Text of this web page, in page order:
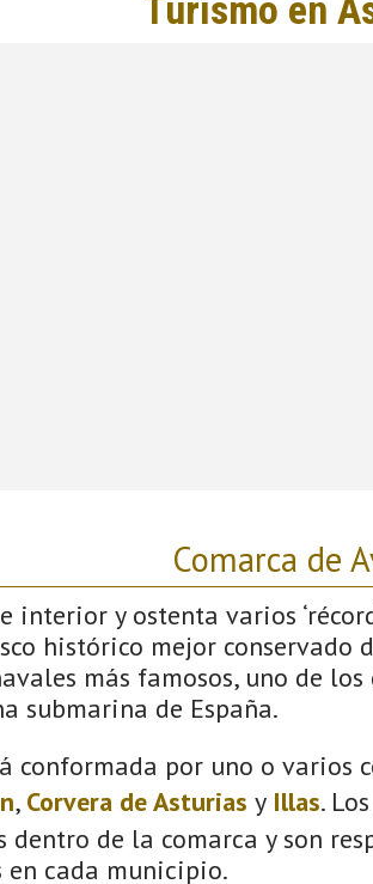
Comarca de
interior y ostenta varios
histórico mejor conservado
más famosos, uno de los
submarina de España.
conformada por uno o varios
, Corvera de Asturias y Illas.
de la comarca y son
en cada municipio.